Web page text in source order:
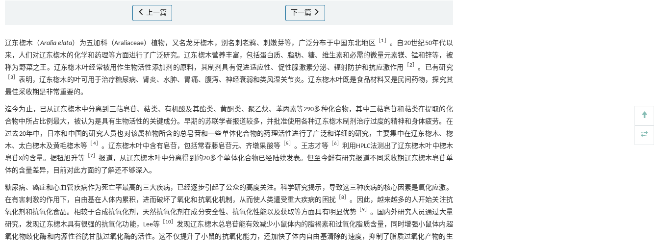
上一篇 下一篇
辽东楤木（Aralia elata）为五加科（Araliaceae）植物，又名龙牙楤木，别名刺老鸦、刺嫩芽等，广泛分布于中国东北地区 ［1］ 。自20世纪50年代以
来，人们对辽东楤木的化学和药理等方面进行了广泛研究。辽东楤木营养丰富，包括蛋白质、脂肪、糖、维生素和必需的微量元素镁、锰和锌等，被
称为野菜之王。辽东楤木叶经常被用作生物活性添加剂的原料，其制剂具有促进适应性、促性腺激素分泌、辐射防护和抗应激作用
［2］ 。已有研究
［3］ 表明，辽东楤木的叶可用于治疗糖尿病、肾炎、水肿、胃痛、腹泻、神经衰弱和类风湿关节炎。辽东楤木叶既是食品材料又是民间药物，探究其
最佳采收期是非常重要的。
迄今为止，已从辽东楤木中分离到三萜皂苷、萜类、有机酸及其酯类、黄酮类、聚乙炔、苯丙素等290多种化合物，其中三萜皂苷和萜类在提取的化
合物中所占比例最大，被认为是具有生物活性的关键成分。早期的苏联学者报道较多，并批准使用各种辽东楤木制剂治疗过度的精神和身体疲劳。在
过去20年中，日本和中国的研究人员也对该属植物所含的总皂苷和一些单体化合物的药理活性进行了广泛和详细的研究，主要集中在辽东楤木、楤
木、太白楤木及黄毛楤木等 ［4］ 。辽东楤木叶中含有皂苷，包括常春藤皂苷元、齐墩果酸等［5］ 。王志才等［6］利用HPLC法测出了辽东楤木叶中楤木
皂苷X的含量。据钮旭升等［7］报道，从辽东楤木叶中分离得到的20多个单体化合物已经陆续发表。但至今鲜有研究报道不同采收期辽东楤木皂苷单
体的含量差异，目前对此方面的了解还不够深入。
糖尿病、癌症和心血管疾病作为死亡率最高的三大疾病，已经逐步引起了公众的高度关注。科学研究揭示，导致这三种疾病的核心因素是氧化应激。
在有害刺激的作用下，自由基在人体内累积，进而破坏了氧化和抗氧化机制，从而使人类遭受重大疾病的困扰［8］ 。因此，越来越多的人开始关注抗
氧化剂和抗氧化食品。相较于合成抗氧化剂，天然抗氧化剂在成分安全性、抗氧化性能以及获取等方面具有明显优势［9］ 。国内外研究人员通过大量
研究，发现辽东楤木具有很强的抗氧化功能，Lee等［10］ 发现辽东楤木总皂苷能有效减少小鼠体内的脂褐素和过氧化脂质含量，同时增强小鼠体内超
氧化物歧化酶和内源性谷胱甘肽过氧化酶的活性。这不仅提升了小鼠的抗氧化能力，还加快了体内自由基清除的速度，抑制了脂质过氧化产物的生